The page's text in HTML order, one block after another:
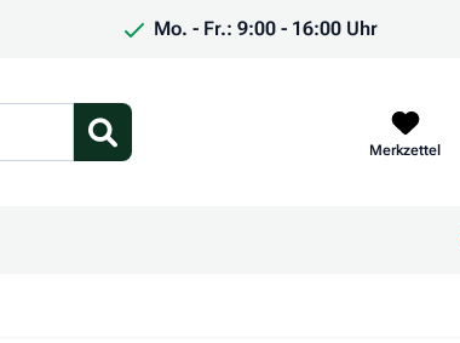
Mo. - Fr.: 9:00 - 16:00 Uhr
Merkzettel